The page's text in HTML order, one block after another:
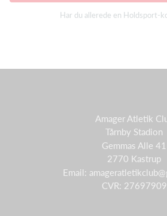
Har du allerede en Holdsport-
Amager Atletik
Tårnby Stadion
Gemmas Alle 41
2770 Kastrup
Email:
CVR: 27697909